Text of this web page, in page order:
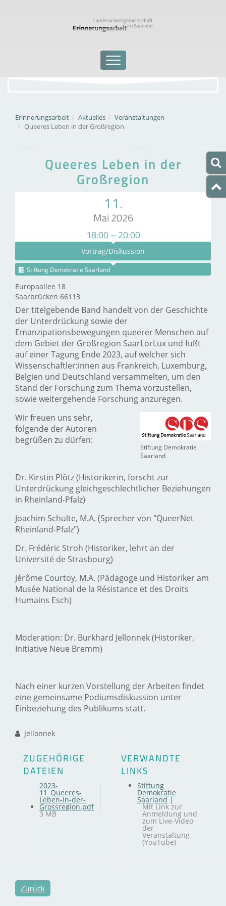
Erinnerungsarbeit Aktuelles
Veranstaltungen
Queeres Leben in der Großregion
Queeres Leben in der
Großregion
11.
Mai 2026
18:00 – 20:00
Vortrag/Diskussion
Stiftung Demokratie Saarland
Europaallee 18
Saarbrücken 66113
Der titelgebende Band handelt von der Geschichte
der Unterdrückung sowie der
Emanzipationsbewegungen queerer Menschen auf
dem Gebiet der Großregion SaarLorLux und fußt
auf einer Tagung Ende 2023, auf welcher sich
Wissenschaftler:innen aus Frankreich, Luxemburg,
Belgien und Deutschland versammelten, um den
Stand der Forschung zum Thema vorzustellen,
sowie weitergehende Forschung anzuregen.
Stiftung Demokratie
Saarland
Wir freuen uns sehr,
folgende der Autoren
begrüßen zu dürfen:
Dr. Kirstin Plötz (Historikerin, forscht zur
Unterdrückung gleichgeschlechtlicher Beziehungen
in Rheinland-Pfalz)
Joachim Schulte, M.A. (Sprecher von "QueerNet
Rheinland-Pfalz")
Dr. Frédéric Stroh (Historiker, lehrt an der
Université de Strasbourg)
Jérôme Courtoy, M.A. (Pädagoge und Historiker am
Musée National de la Résistance et des Droits
Humains Esch)
Moderation: Dr. Burkhard Jellonnek (Historiker,
Initiative Neue Bremm)
Nach einer kurzen Vorstellung der Arbeiten findet
eine gemeinsame Podiumsdiskussion unter
Einbeziehung des Publikums statt.
Jellonnek
ZUGEHÖRIGE
DATEIEN
2023-
11_Queeres-
Leben-in-der-
Grossregion.pdf
3 MB
VERWANDTE
LINKS
Stiftung
Demokratie
Saarland |
Mit Link zur
Anmeldung und
zum Live-Video
der
Veranstaltung
(YouTube)
Zurück